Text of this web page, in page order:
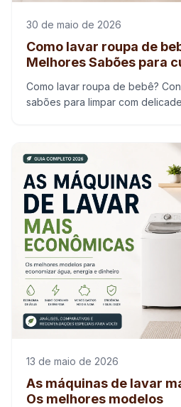
30 de maio de 2026
Como lavar roupa de
Melhores Sabões para
Como lavar roupa de bebê?
sabões para limpar com
13 de maio de 2026
As máquinas de lavar
Os melhores modelos